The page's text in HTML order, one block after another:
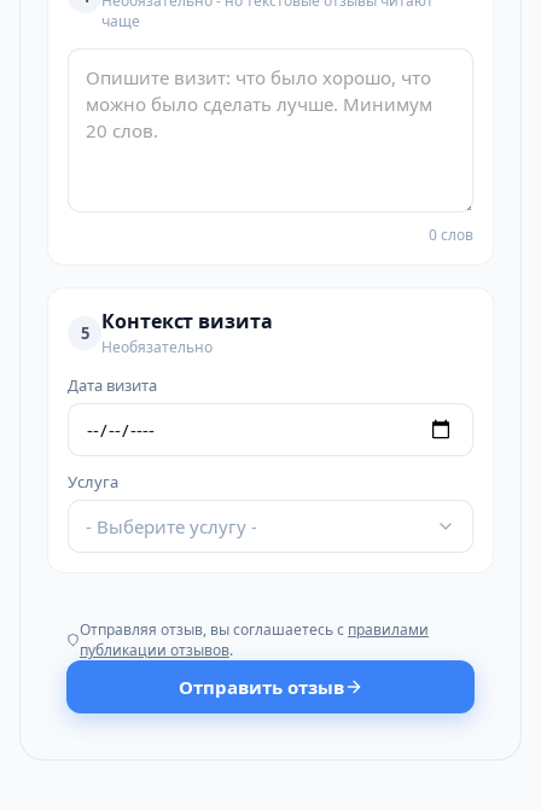
чаще
0 слов
5 Контекст визита
Необязательно
Дата визита
Услуга
- Выберите услугу -
Отправляя отзыв, вы соглашаетесь с правилами
публикации отзывов.
Отправить отзыв